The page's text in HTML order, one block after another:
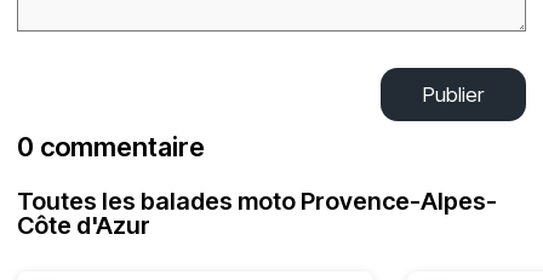
Publier
0 commentaire
Toutes les balades moto Provence-Alpes-
Côte d'Azur